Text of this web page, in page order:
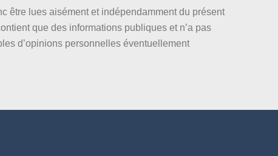
être lues aisément et indépendamment du présent
que des informations publiques et n’a pas
d’opinions personnelles éventuellement